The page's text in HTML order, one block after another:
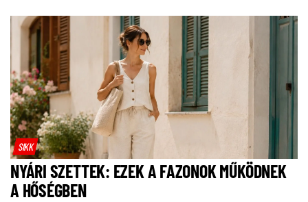
SIKK
NYÁRI SZETTEK: EZEK A FAZONOK MŰKÖDNEK
A HŐSÉGBEN